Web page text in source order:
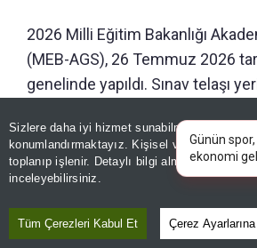
Sizlere daha iyi hizmet sunabilmek adına
konumlandırmaktayız. Kişisel verileriniz,
toplanıp işlenir. Detaylı bilgi almak için
inceleyebilirsiniz.
Tüm Çerezleri Kabul Et Çerez
2026 Milli Eğitim Bakanlığı
(MEB-AGS), 26 Temmuz 2026
genelinde yapıldı. Sınav telaşı
puanlarla Değerlendirmelerin
ardından sonuçlar adayların
Millî Eğitim Akademisi'ne kabul
seçilmesinde ana kriter olacak,
adaylar merakla sonuç
Günün
ekonomi
edin!|